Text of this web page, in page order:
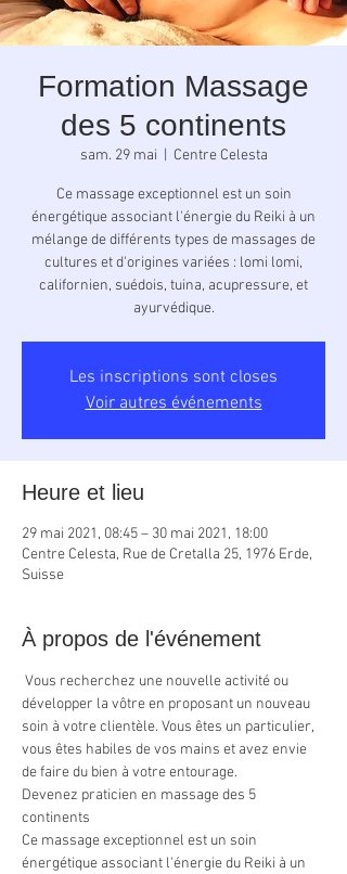
Formation Massage
des 5 continents
sam. 29 mai Centre Celesta
Ce massage exceptionnel est un soin
énergétique associant l'énergie du Reiki à un
mélange de différents types de massages de
cultures et d'origines variées : lomi lomi,
californien, suédois, tuina, acupressure, et
ayurvédique.
Les inscriptions sont closes
Voir autres événements
Heure et lieu
29 mai 2021, 08:45 – 30 mai 2021, 18:00
Centre Celesta, Rue de Cretalla 25, 1976 Erde,
Suisse
À propos de l'événement
Vous recherchez une nouvelle activité ou
développer la vôtre en proposant un nouveau
soin à votre clientèle. Vous êtes un particulier,
vous êtes habiles de vos mains et avez envie
de faire du bien à votre entourage.
Devenez praticien en massage des 5
continents
Ce massage exceptionnel est un soin
énergétique associant l'énergie du Reiki à un